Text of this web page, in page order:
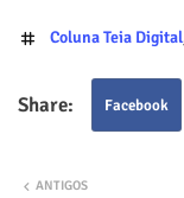
Coluna Teia Digital
Facebook
ANTIGOS